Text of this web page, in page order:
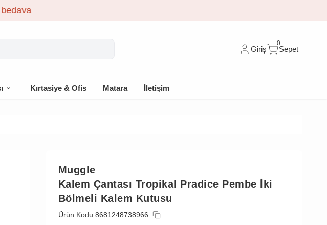
🎁 İlk siparişe %10 indirim
Giriş
0
Sepet
Kırtasiye & Ofis Matara İletişim
Muggle
Kalem Çantası Tropikal Pradice Pembe İki
Bölmeli Kalem Kutusu
Ürün Kodu:8681248738966